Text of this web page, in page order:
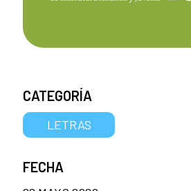
CATEGORÍA
LETRAS
FECHA